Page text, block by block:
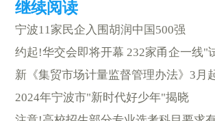
宁波11家民企入围胡润中国500强
约起!华交会即将开幕 232家甬企一线"
新《集贸市场计量监督管理办法》3月
2024年宁波市"新时代好少年"揭晓